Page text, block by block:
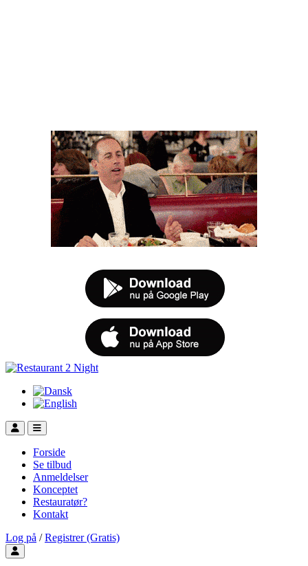
Forside
Se tilbud
Anmeldelser
Konceptet
Restauratør?
Kontakt
Log på / Registrer (Gratis)
Toggle user menu